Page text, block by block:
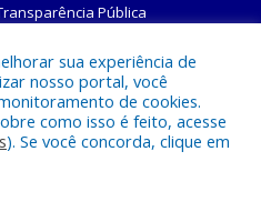
Pública
a Prefeitura Municipal de
sua experiência de
nosso portal, você
de cookies.
como isso é feito, acesse
). Se você concorda, clique em